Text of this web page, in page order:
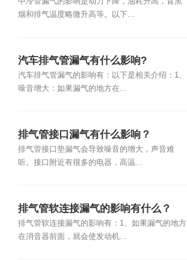
烟和排气温度略微升高等。以下...
汽车排气管漏气有什么影响?
汽车排气管漏气的影响有：以下是相关介绍：1、
噪音增大：如果漏气的地方在...
排气管接口漏气有什么影响？
排气管接口垫漏气会导致噪音的增大，声音难
听。接口附近有很多的电器，高温...
排气管软连接漏气的影响有什么？
排气管软连接漏气的影响有：1、如果漏气的地方
在消音器前面，就会使发动机...